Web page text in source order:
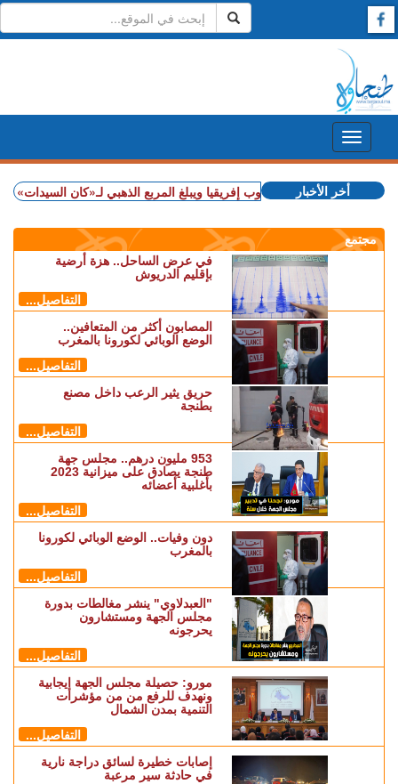
+ المغرب يهزم جنوب إفريقيا ويبلغ المربع الذهبي لـ«كان السيدات» + شملت أخر الأخبار
مجتمع
في عرض الساحل.. هزة أرضية
بإقليم الدريوش
التفاصيل...
المصابون أكثر من المتعافين..
الوضع الوبائي لكورونا بالمغرب
التفاصيل...
حريق يثير الرعب داخل مصنع
بطنجة
التفاصيل...
953 مليون درهم.. مجلس جهة
طنجة يصادق على ميزانية 2023
بأغلبية أعضائه
التفاصيل...
دون وفيات.. الوضع الوبائي لكورونا
بالمغرب
التفاصيل...
"العبدلاوي" ينشر مغالطات بدورة
مجلس الجهة ومستشارون
يحرجونه
التفاصيل...
مورو: حصيلة مجلس الجهة إيجابية
ونهدف للرفع من من مؤشرات
التنمية بمدن الشمال
التفاصيل...
إصابات خطيرة لسائق دراجة نارية
في حادثة سير مرعبة